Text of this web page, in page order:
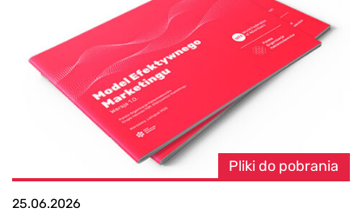
Pliki do pobrania
25.06.2026